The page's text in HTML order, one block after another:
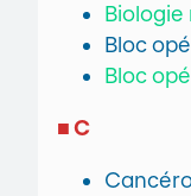
Biologie
Bloc
Bloc
■ C